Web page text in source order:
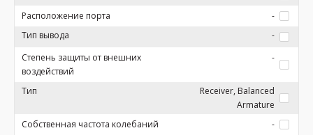
Расположение порта
-
Тип вывода
-
Степень защиты от внешних
воздействий
-
Тип
Receiver, Balanced
Armature
Собственная частота колебаний
-